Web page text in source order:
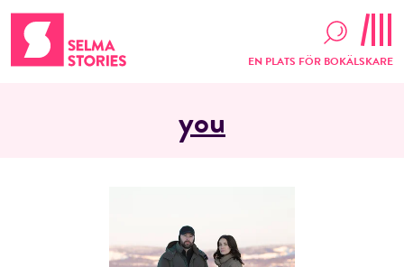
EN PLATS FÖR BOKÄLSKARE
you